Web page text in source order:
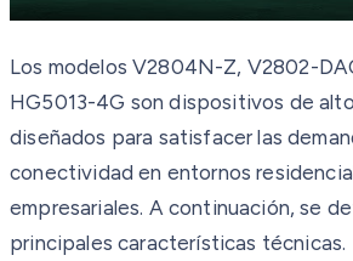
Los modelos V2804N-Z, V2802-
HG5013-4G son dispositivos de
diseñados para satisfacer las
conectividad en entornos
empresariales. A continuación, se
principales características técnicas.